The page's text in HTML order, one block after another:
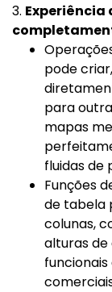
3. Experiência
pode
para
mapas
fluidas de
Funções
de tabela
colunas,
alturas de